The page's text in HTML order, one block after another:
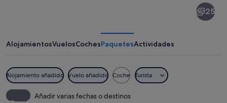
25
AlojamientosVuelosCochesPaquetesActividades
Alojamiento añadido Vuelo añadido Coche Turista
Añadir varias fechas o destinos